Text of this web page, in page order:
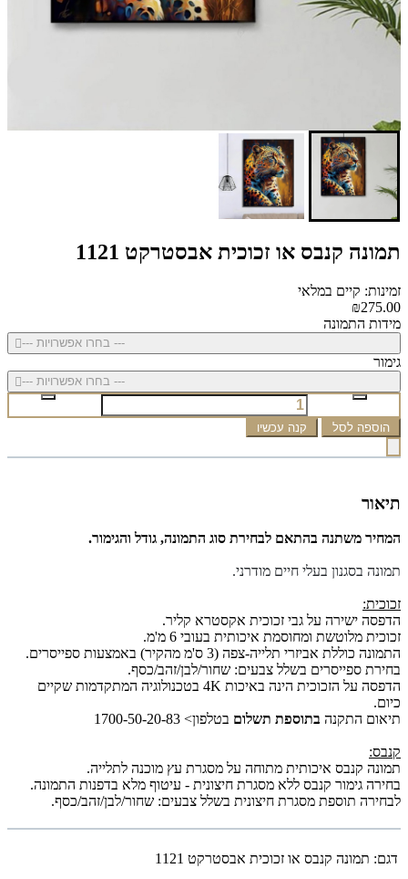
תמונה קנבס או זכוכית אבסטרקט 1121
זמינות: קיים במלאי
₪275.00
מידות התמונה
--- בחרו אפשרויות ---
גימור
--- בחרו אפשרויות ---
הוספה לסל קנה עכשיו
תיאור
המחיר משתנה בהתאם לבחירת סוג התמונה, גודל והגימור.
תמונה בסגנון בעלי חיים מודרני.
זכוכית:
הדפסה ישירה על גבי זכוכית אקסטרא קליר.
זכוכית מלוטשת ומחוסמת איכותית בעובי 6 מ'מ.
התמונה כוללת אביזרי תלייה-צפה (3 ס'מ מהקיר) באמצעות ספייסרים.
בחירת ספייסרים בשלל צבעים: שחור/לבן/זהב/כסף.
הדפסה על הזכוכית הינה באיכות 4K בטכנולוגיה המתקדמות שקיים
כיום.
תיאום התקנה בתוספת תשלום בטלפון> 1700-50-20-83
קנבס:
תמונה קנבס איכותית מתוחה על מסגרת עץ מוכנה לתלייה.
בחירה גימור קנבס ללא מסגרת חיצונית - עיטוף מלא בדפנות התמונה.
לבחירה תוספת מסגרת חיצונית בשלל צבעים: שחור/לבן/זהב/כסף.
דגם: תמונה קנבס או זכוכית אבסטרקט 1121